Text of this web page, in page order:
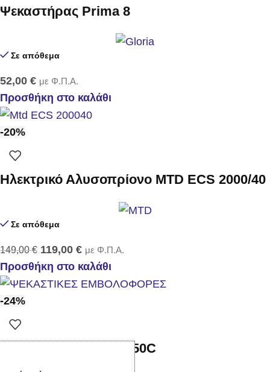
Ψεκαστήρας Prima 8
Σε απόθεμα
52,00 € με Φ.Π.Α.
Προσθήκη στο καλάθι
-20%
Ηλεκτρικό Αλυσοπρίονο MTD ECS 2000/40
Σε απόθεμα
149,00€ 119,00 € με Φ.Π.Α.
Προσθήκη στο καλάθι
-24%
Αντλία ψεκασμού TF 50C